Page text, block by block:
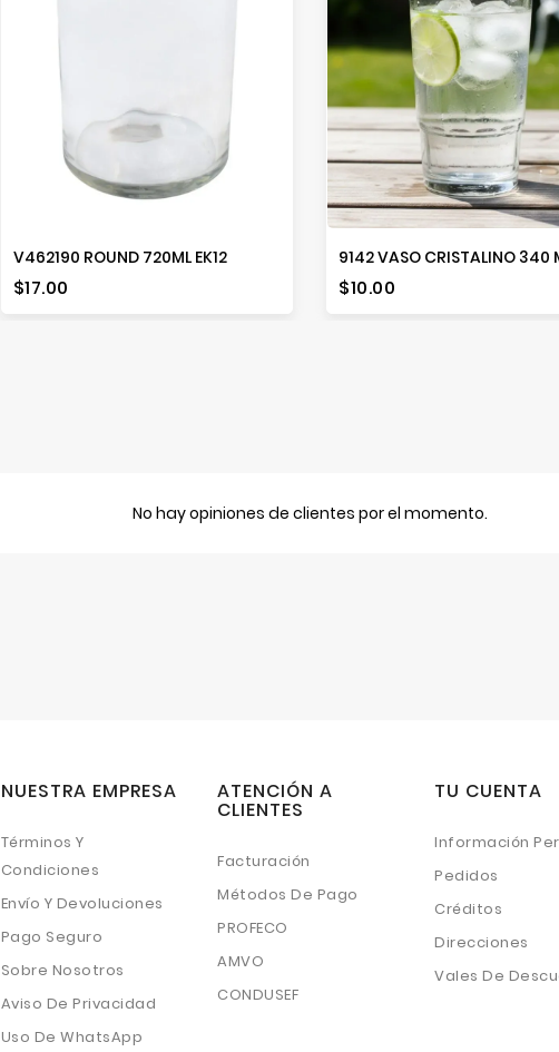
V462190 ROUND 720ML EK12
Precio
$17.00
9142 VASO CRISTALINO 340
Precio
$10.00
No hay opiniones de clientes por el momento.
NUESTRA EMPRESA
Términos Y
Condiciones
Envío Y Devoluciones
Pago Seguro
Sobre Nosotros
Aviso De Privacidad
Uso De WhatsApp
ATENCIÓN A
CLIENTES
Facturación
Métodos De Pago
PROFECO
AMVO
CONDUSEF
TU CUENTA
Información
Pedidos
Créditos
Direcciones
Vales De